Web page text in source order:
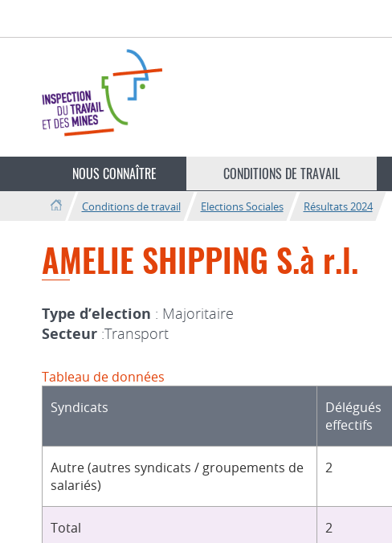
langue
NOUS CONNAÎTRE CONDITIONS DE TRAVAIL
Conditions de travail Elections Sociales Résultats 2024
AMELIE SHIPPING S.à r.l.
Type d’election : Majoritaire
Secteur :Transport
Tableau de données
Syndicats
Délégués
effectifs
Autre (autres syndicats / groupements de
salariés)
2
Total 2